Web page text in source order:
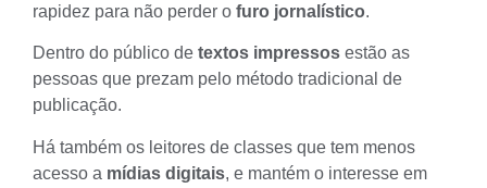
rapidez para não perder o furo jornalístico.
Dentro do público de textos impressos estão as
pessoas que prezam pelo método tradicional de
publicação.
Há também os leitores de classes que tem menos
acesso a mídias digitais, e mantém o interesse em